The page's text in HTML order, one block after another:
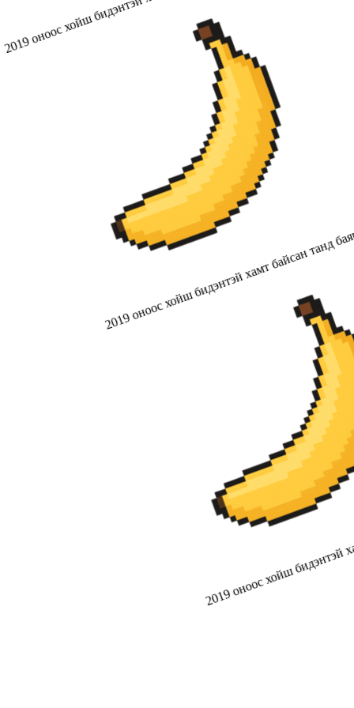
2019 оноос хойш бидэнтэй хамт байсан
2019 оноос хойш